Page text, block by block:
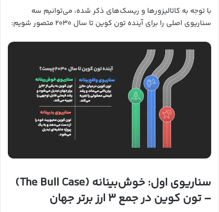
با توجه به کاتالیزورها و ریسک‌های ذکر شده، می‌توانیم سه
سناریوی اصلی را برای آینده تون کوین تا سال ۲۰۳۰ متصور شویم:
سناریوی اول: خوش‌بینانه (The Bull Case)
– تون کوین در جمع ۳ ارز برتر جهان